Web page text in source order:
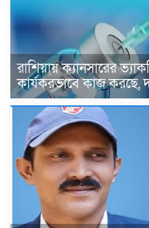
রাশিয়ায় ক্যানসারের
কার্যকরভাবে কাজ করছে,